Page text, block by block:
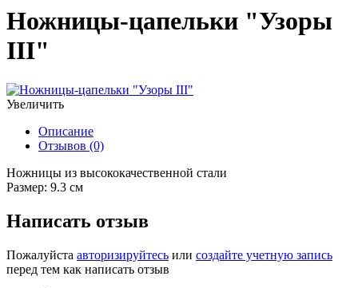
Ножницы-цапельки "Узоры
III"
Увеличить
Описание
Отзывов (0)
Ножницы из высококачественной стали
Размер: 9.3 см
Написать отзыв
Пожалуйста авторизируйтесь или создайте учетную запись
перед тем как написать отзыв